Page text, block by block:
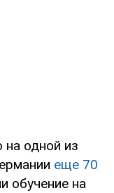
на одной из
еще 70
обучение на